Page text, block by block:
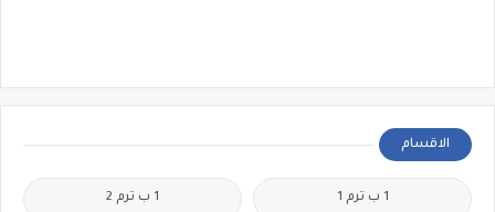
الاقسام
1 ب ترم 1 1 ب ترم 2